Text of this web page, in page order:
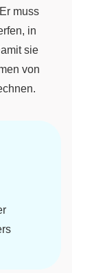
muss
in
sie
von